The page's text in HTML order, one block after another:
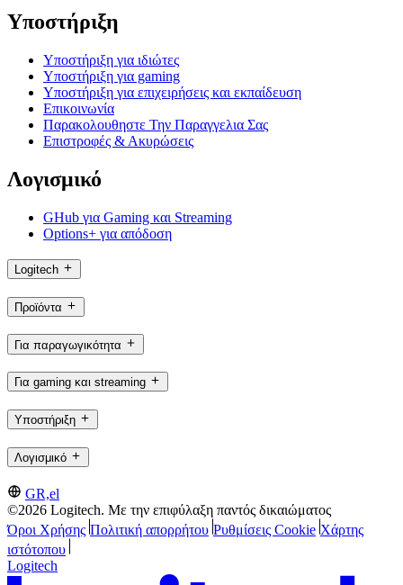
Υποστήριξη
Υποστήριξη για ιδιώτες
Υποστήριξη για gaming
Υποστήριξη για επιχειρήσεις και εκπαίδευση
Επικοινωνία
Παρακολουθηστε Την Παραγγελια Σας
Επιστροφές & Ακυρώσεις
Λογισμικό
GHub για Gaming και Streaming
Options+ για απόδοση
Logitech
Προϊόντα
Για παραγωγικότητα
Για gaming και streaming
Υποστήριξη
Λογισμικό
GR,el
©2026 Logitech. Με την επιφύλαξη παντός δικαιώματος
Όροι Χρήσης Πολιτική απορρήτου Ρυθμίσεις Cookie Χάρτης
ιστότοπου
Logitech